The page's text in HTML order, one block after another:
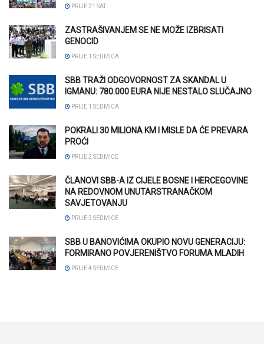
PRIJE 21 SAT
ZASTRAŠIVANJEM SE NE MOŽE IZBRISATI
GENOCID
PRIJE 1 SEDMICA
SBB TRAŽI ODGOVORNOST ZA SKANDAL U
IGMANU: 780.000 EURA NIJE NESTALO SLUČAJNO
PRIJE 1 SEDMICA
POKRALI 30 MILIONA KM I MISLE DA ĆE PREVARA
PROĆI
PRIJE 2 SEDMICE
ČLANOVI SBB-A IZ CIJELE BOSNE I HERCEGOVINE
NA REDOVNOM UNUTARSTRANAČKOM
SAVJETOVANJU
PRIJE 3 SEDMICE
SBB U BANOVIĆIMA OKUPIO NOVU GENERACIJU:
FORMIRANO POVJERENIŠTVO FORUMA MLADIH
PRIJE 4 SEDMICE